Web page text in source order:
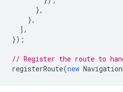
},
},
],
});
// Register the route to
registerRoute(new